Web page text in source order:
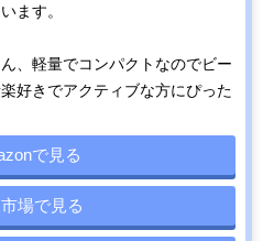
ます。
、軽量でコンパクトなのでビー
好きでアクティブな方にぴった
で見る
場で見る